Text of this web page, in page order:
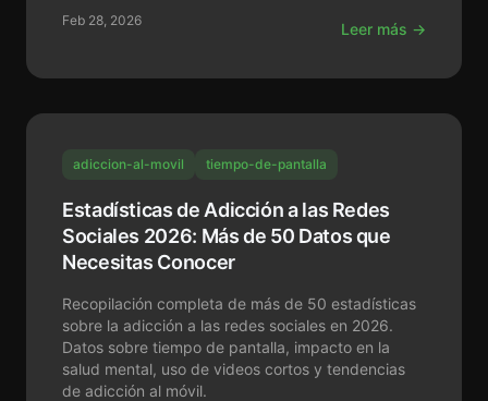
Feb 28, 2026 Leer más →
adiccion-al-movil tiempo-de-pantalla
Estadísticas de Adicción a las Redes
Sociales 2026: Más de 50 Datos que
Necesitas Conocer
Recopilación completa de más de 50 estadísticas
sobre la adicción a las redes sociales en 2026.
Datos sobre tiempo de pantalla, impacto en la
salud mental, uso de videos cortos y tendencias
de adicción al móvil.